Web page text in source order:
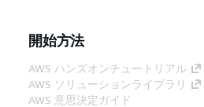
開始方法
AWS ハンズオンチュートリアル
AWS ソリューションライブラリ
AWS 意思決定ガイド